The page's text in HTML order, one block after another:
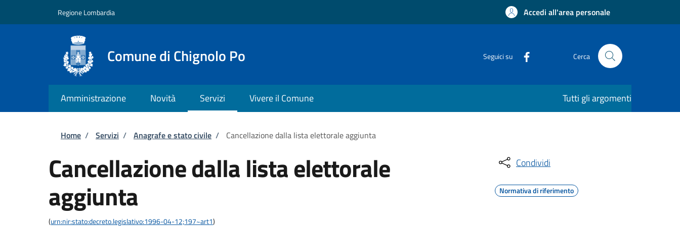
Regione Lombardia Accedi all'area personale
Comune di Chignolo Po Seguici su Cerca
Amministrazione Novità Servizi Vivere il Comune Tutti gli argomenti
Briciole di pane
Home / Servizi / Anagrafe e stato civile / Cancellazione dalla lista elettorale aggiunta
Cancellazione dalla lista elettorale
aggiunta
(urn:nir:stato:decreto.legislativo:1996-04-12;197~art1)
Condividi
Normativa di riferimento